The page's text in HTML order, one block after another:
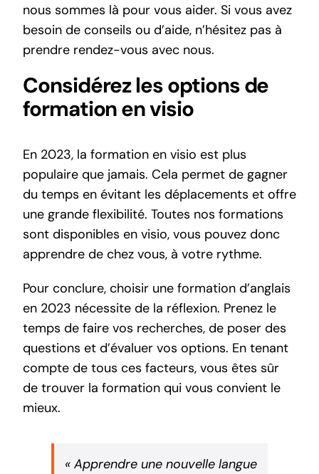
nous sommes là pour vous aider. Si vous avez
besoin de conseils ou d’aide, n’hésitez pas à
prendre rendez-vous avec nous.
Considérez les options de
formation en visio
En 2023, la formation en visio est plus
populaire que jamais. Cela permet de gagner
du temps en évitant les déplacements et offre
une grande flexibilité. Toutes nos formations
sont disponibles en visio, vous pouvez donc
apprendre de chez vous, à votre rythme.
Pour conclure, choisir une formation d’anglais
en 2023 nécessite de la réflexion. Prenez le
temps de faire vos recherches, de poser des
questions et d’évaluer vos options. En tenant
compte de tous ces facteurs, vous êtes sûr
de trouver la formation qui vous convient le
mieux.
« Apprendre une nouvelle langue